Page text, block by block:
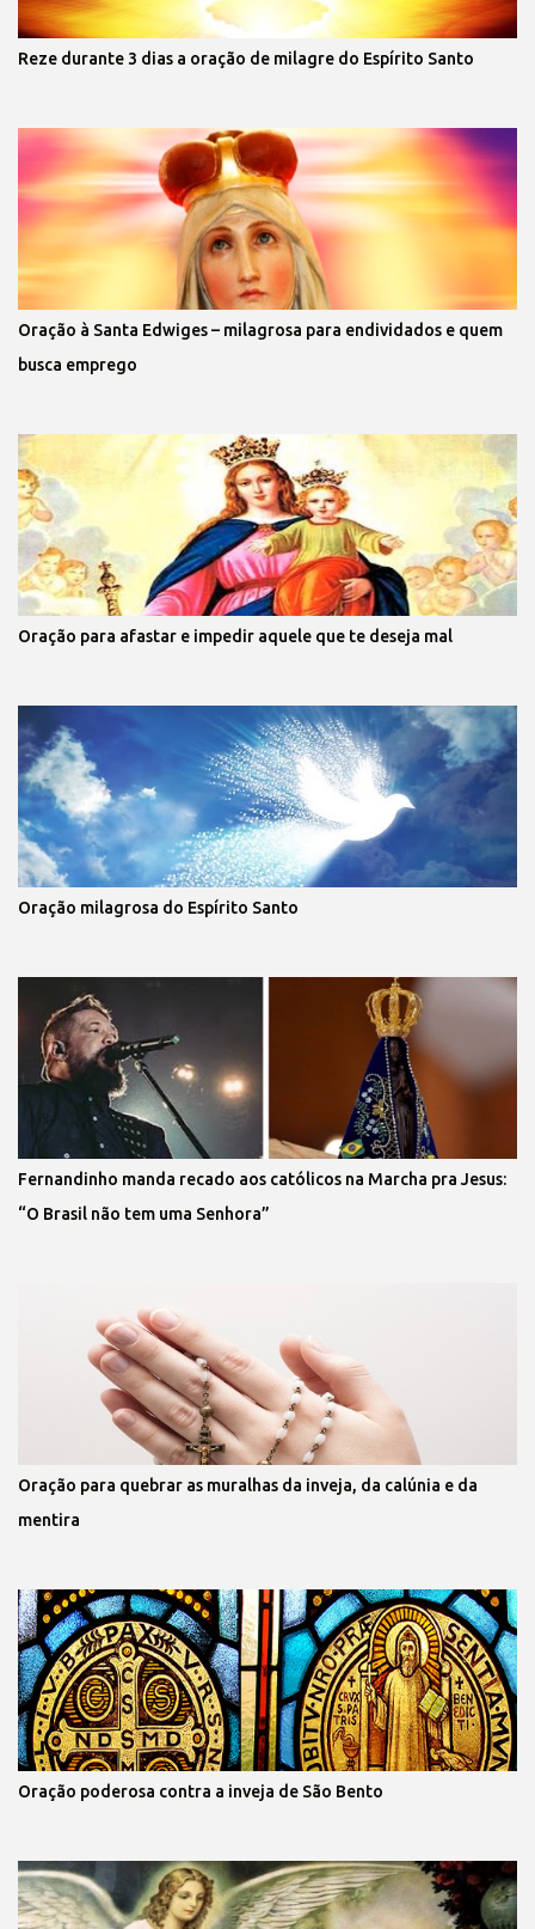
Reze durante 3 dias a oração de milagre do Espírito Santo
Oração à Santa Edwiges – milagrosa para endividados e quem
busca emprego
Oração para afastar e impedir aquele que te deseja mal
Oração milagrosa do Espírito Santo
Fernandinho manda recado aos católicos na Marcha pra Jesus:
“O Brasil não tem uma Senhora”
Oração para quebrar as muralhas da inveja, da calúnia e da
mentira
Oração poderosa contra a inveja de São Bento